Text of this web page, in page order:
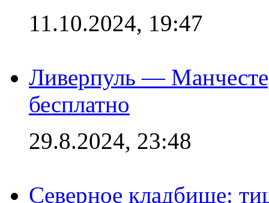
11.10.2024, 19:47
Ливерпуль —
бесплатно
29.8.2024, 23:48
Северное кладбище: